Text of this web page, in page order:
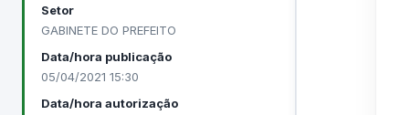
Setor
GABINETE DO PREFEITO
Data/hora publicação
05/04/2021 15:30
Data/hora autorização